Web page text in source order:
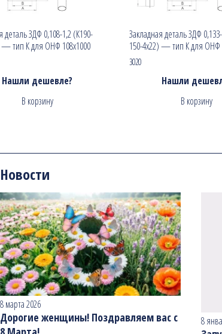
деталь ЗДФ 0,108-1,2 (К190-
— тип К для ОНФ 108х1000
Нашли дешевле?
В корзину
Закладная деталь ЗДФ
150-4х22) — тип К для ОНФ
3020
Нашли
В корзину
Новости
8 марта 2026
Дорогие женщины! Поздравляем вас с
8